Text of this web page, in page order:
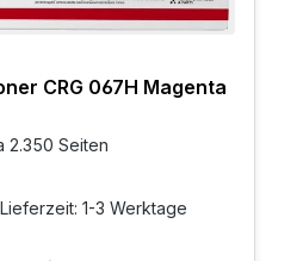
CRG 067H Magenta
2.350 Seiten
1-3 Werktage